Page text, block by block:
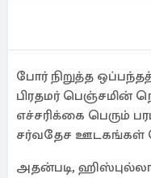
போர் நிறுத்த
பிரதமர் பெஞ்சமின்
எச்சரிக்கை பெரும்
சர்வதேச ஊடகங்கள்
அதன்படி,